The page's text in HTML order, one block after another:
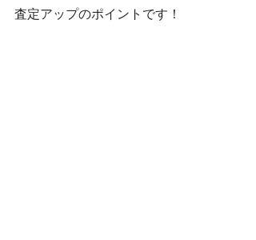
査定アップのポイントです！